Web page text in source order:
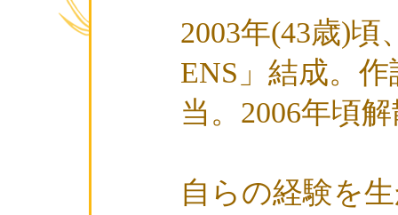
2003年(43歳)
ENS」結成。
当。2006年頃
自らの経験を